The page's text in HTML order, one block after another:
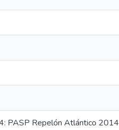
PASP Repelón Atlántico 2014